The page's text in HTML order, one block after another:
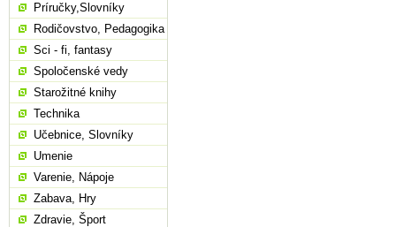
Príručky,Slovníky
Rodičovstvo, Pedagogika
Sci - fi, fantasy
Spoločenské vedy
Starožitné knihy
Technika
Učebnice, Slovníky
Umenie
Varenie, Nápoje
Zabava, Hry
Zdravie, Šport